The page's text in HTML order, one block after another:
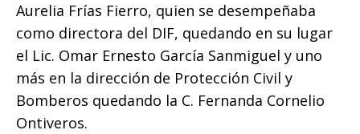
Aurelia Frías Fierro, quien se desempeñaba
como directora del DIF, quedando en su lugar
el Lic. Omar Ernesto García Sanmiguel y uno
más en la dirección de Protección Civil y
Bomberos quedando la C. Fernanda Cornelio
Ontiveros.